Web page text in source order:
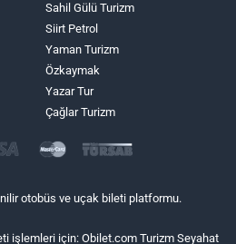
Sahil Gülü Turizm
Siirt Petrol
Yaman Turizm
Özkaymak
Yazar Tur
Çağlar Turizm
otobüs ve uçak bileti platformu.
işlemleri için: Obilet.com Turizm Seyahat